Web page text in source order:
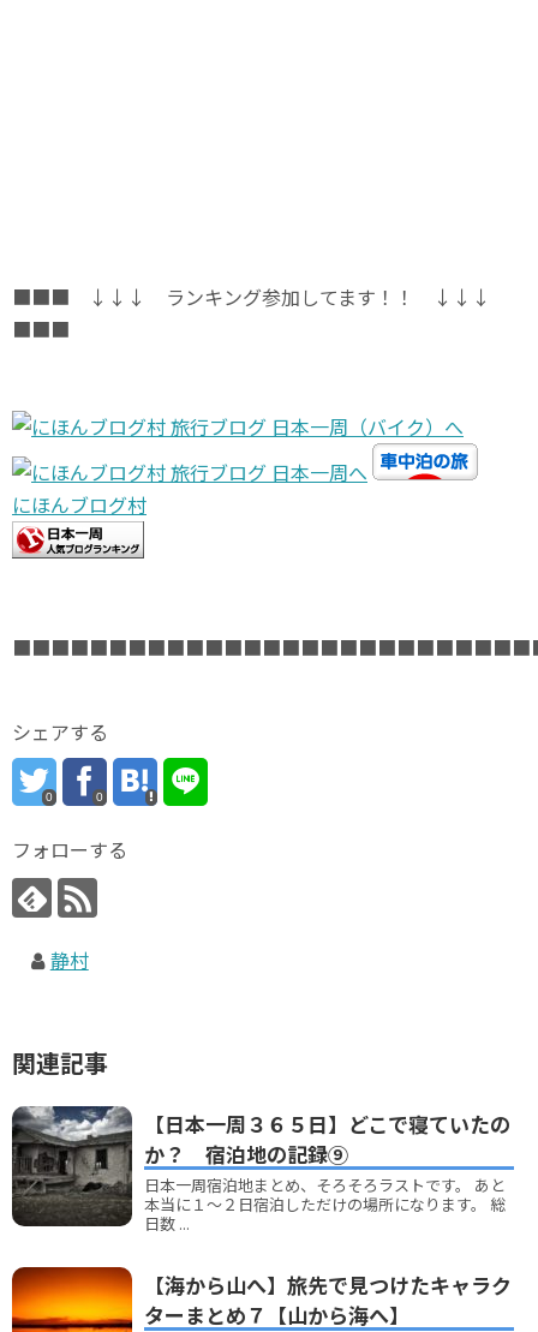
■■■ ↓↓↓ ランキング参加してます！！ ↓↓↓
■■■
にほんブログ村
シェアする
0 0
フォローする
静村
関連記事
【日本一周３６５日】どこで寝ていたの
か？ 宿泊地の記録⑨
日本一周宿泊地まとめ、そろそろラストです。 あと
本当に１～２日宿泊しただけの場所になります。 総
日数 ...
【海から山へ】旅先で見つけたキャラク
ターまとめ７【山から海へ】